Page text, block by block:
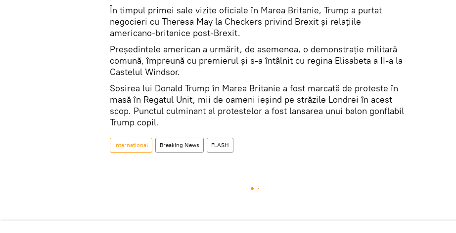
În timpul primei sale vizite oficiale în Marea Britanie, Trump a purtat
negocieri cu Theresa May la Checkers privind Brexit și relațiile
americano-britanice post-Brexit.
Președintele american a urmărit, de asemenea, o demonstrație militară
comună, împreună cu premierul și s-a întâlnit cu regina Elisabeta a II-a la
Castelul Windsor.
Sosirea lui Donald Trump în Marea Britanie a fost marcată de proteste în
masă în Regatul Unit, mii de oameni ieșind pe străzile Londrei în acest
scop. Punctul culminant al protestelor a fost lansarea unui balon gonflabil
Trump copil.
Internaţional Breaking News FLASH